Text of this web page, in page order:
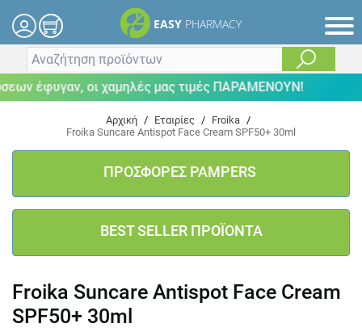
EASY PHARMACY
έφυγαν, οι χαμηλές μας τιμές ΠΑΡΑΜΕΝΟΥΝ!
Αρχική / Εταιρίες / Froika /
Froika Suncare Antispot Face Cream SPF50+ 30ml
ΠΡΟΣΦΟΡΕΣ PAMPERS
BEST SELLER ΠΡΟΪΟΝΤΑ
Froika Suncare Antispot Face Cream
SPF50+ 30ml